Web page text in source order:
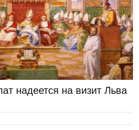
надеется на визит Льва